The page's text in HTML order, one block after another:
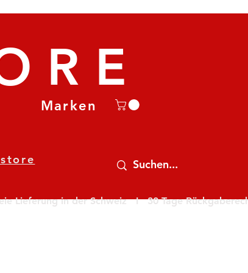
Marken
in der Schweiz   I   30 Tage